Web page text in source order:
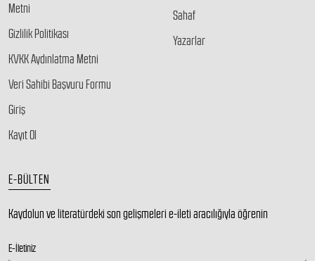
Metni
Gizlilik Politikası
KVKK Aydınlatma Metni
Veri Sahibi Başvuru Formu
Giriş
Kayıt Ol
Sahaf
Yazarlar
E-BÜLTEN
Kaydolun ve literatürdeki son gelişmeleri e-ileti aracılığıyla öğrenin